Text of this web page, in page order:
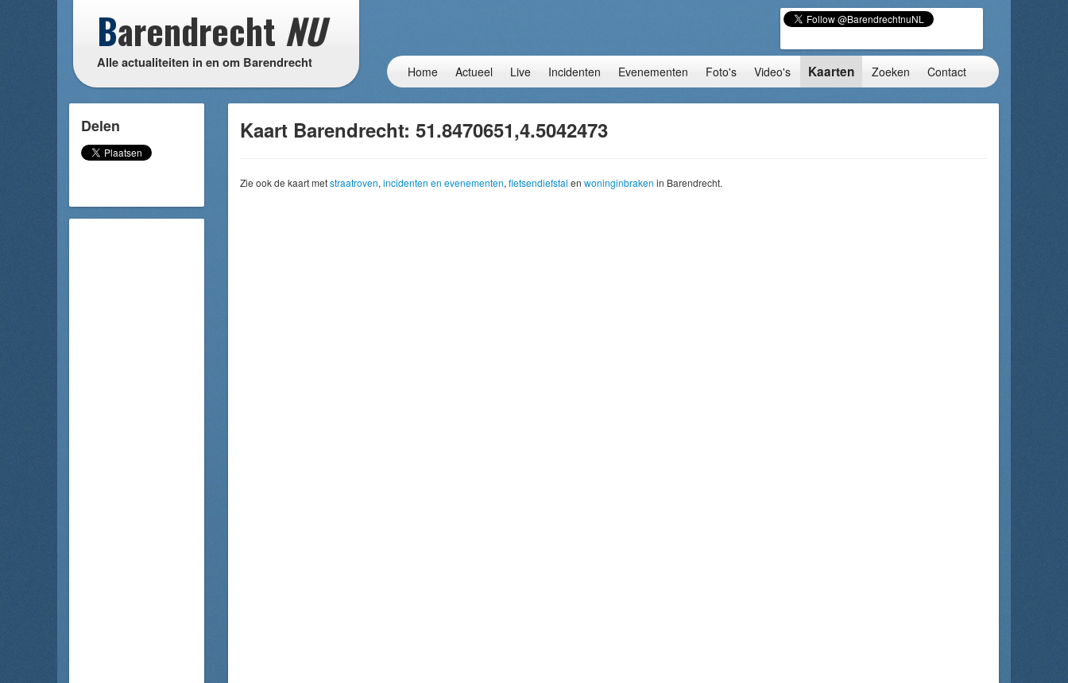
Barendrecht NU
Alle actualiteiten in en om Barendrecht
Home Actueel Live Incidenten Evenementen Foto's Video's Kaarten Zoeken Contact
Delen Kaart Barendrecht: 51.8470651,4.5042473
Zie ook de kaart metstraatroven, incidenten en evenementen, fietsendiefstal en woninginbraken in Barendrecht.